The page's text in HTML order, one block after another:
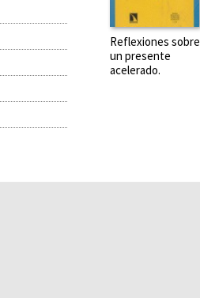
Reflexiones sobre
un presente
acelerado.